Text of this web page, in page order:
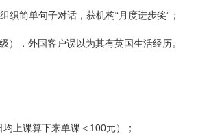
简单句子对话，获机构“月度进步奖”；
，外国客户误以为其有英国生活经历。
上课算下来单课＜100元）；